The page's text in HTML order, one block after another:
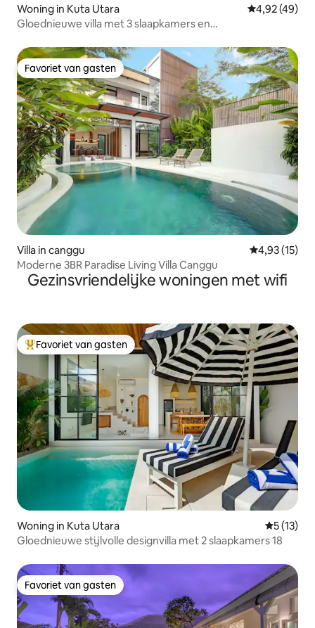
Woning in Kuta Utara Gemiddelde
4,92 (49)
Gloednieuwe villa met 3 slaapkamers en
Favoriet van gasten
Favoriet van gasten
Villa in canggu Gemiddelde
4,93 (15)
Moderne 3BR Paradise Living Villa Canggu
Gezinsvriendelijke woningen met wifi
Topfavoriet van gasten
Favoriet van gasten
Woning in Kuta Utara
5 (13)
Gloednieuwe stijlvolle designvilla met 2 slaapkamers 18
Favoriet van gasten
Favoriet van gasten